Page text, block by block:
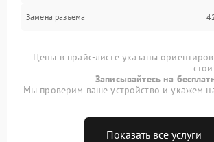
Замена разъема
Цены в прайс-листе указаны
Записывайтесь на
Мы проверим ваше устройство и укажем
Показать все услуги